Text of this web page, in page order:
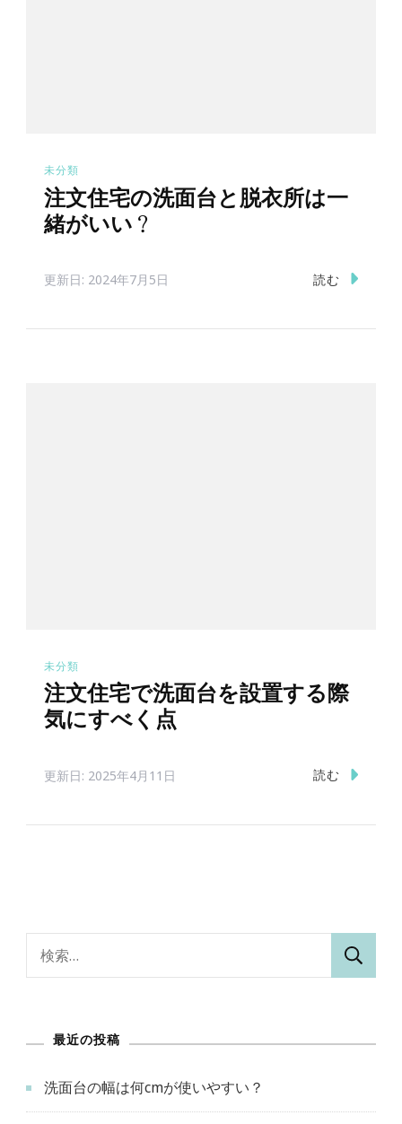
未分類
注文住宅の洗面台と脱衣所は一
緒がいい？
更新日: 2024年7月5日 読む
未分類
注文住宅で洗面台を設置する際
気にすべく点
更新日: 2025年4月11日 読む
最近の投稿
洗面台の幅は何cmが使いやすい？